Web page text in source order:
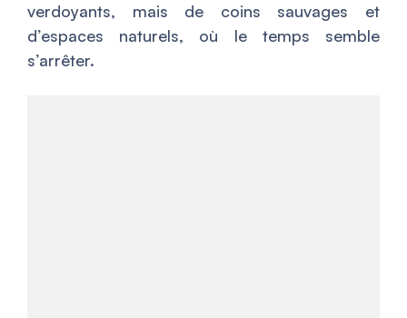
verdoyants, mais de coins sauvages et
d’espaces naturels, où le temps semble
s’arrêter.